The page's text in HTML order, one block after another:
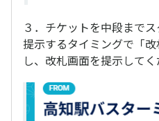
３．チケットを中段まで
提示するタイミングで「
し、改札画面を提示して